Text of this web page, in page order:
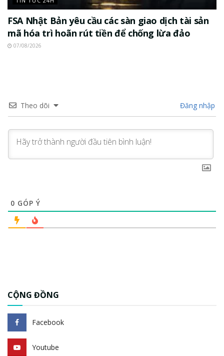
FSA Nhật Bản yêu cầu các sàn giao dịch tài sản
mã hóa trì hoãn rút tiền để chống lừa đảo
07/08/2026
Theo dõi Đăng nhập
0 GÓP Ý
CỘNG ĐỒNG
Facebook
Youtube